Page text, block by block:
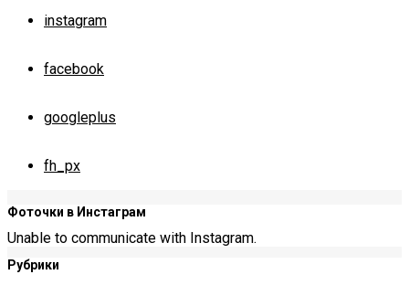
instagram
facebook
googleplus
fh_px
Фоточки в Инстаграм
Unable to communicate with Instagram.
Рубрики